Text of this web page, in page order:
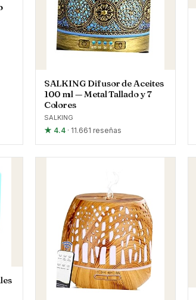
SALKING Difusor de Aceites
100 ml — Metal Tallado y 7
Colores
SALKING
★ 4.4 · 11.661 reseñas